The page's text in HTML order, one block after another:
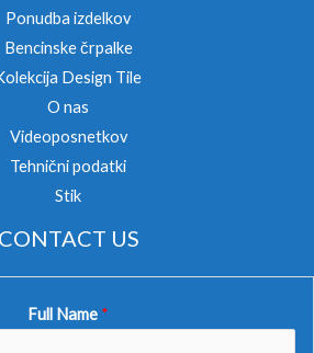
Ponudba izdelkov
Bencinske črpalke
Design Tile
O nas
Videoposnetkov
Tehnični podatki
Stik
CONTACT US
Full Name *